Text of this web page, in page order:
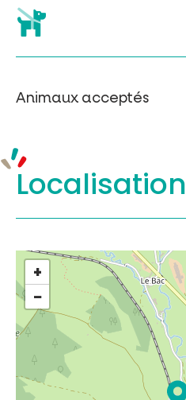
Animaux acceptés
Localisation
+
−